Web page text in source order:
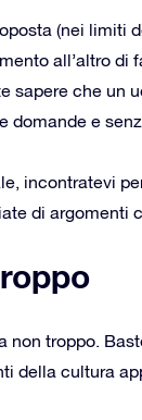
(nei limiti
all’altro di
sapere che un
domande e
incontratevi
di argomenti
troppo.
della cultura